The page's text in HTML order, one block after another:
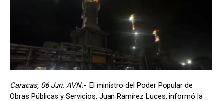
Caracas, 06 Jun. AVN.- El ministro del Poder Popular de
Obras Públicas y Servicios, Juan Ramírez Luces, informó la